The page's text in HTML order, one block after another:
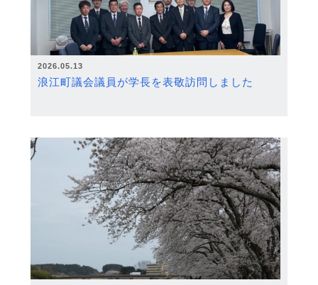
2026.05.13
浪江町議会議員が学長を表敬訪問しました